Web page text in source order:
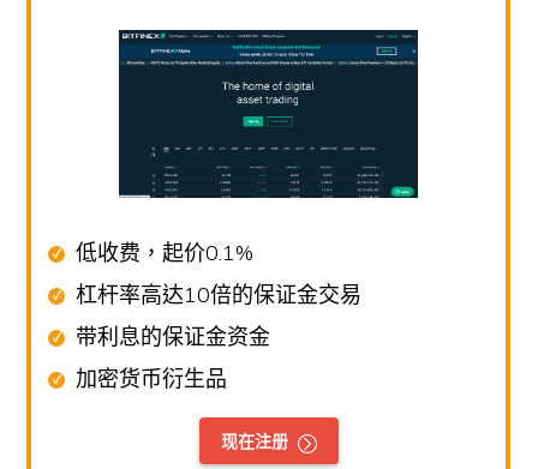
低收费，起价0.1%
杠杆率高达10倍的保证金交易
带利息的保证金资金
加密货币衍生品
现在注册